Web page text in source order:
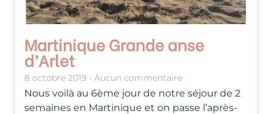
Martinique Grande anse
d’Arlet
8 octobre 2019 Aucun commentaire
Nous voilà au 6ème jour de notre séjour de 2
semaines en Martinique et on passe l’après-